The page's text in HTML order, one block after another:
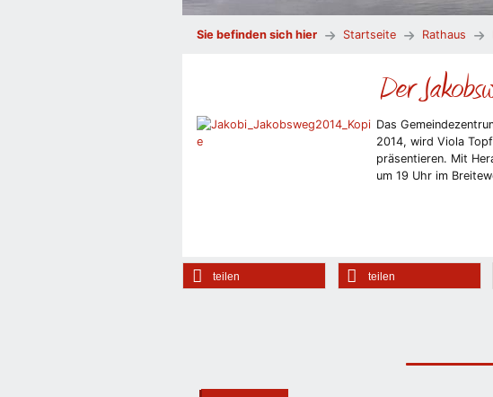
Sie befinden sich hier Startseite Rathaus
Der
Das
2014, wird Viola
präsentieren. Mit
um 19 Uhr im
teilen teilen